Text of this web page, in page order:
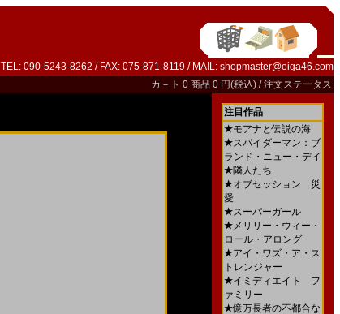
TEL: 090-5243-8262 / FAX: 075-871-8119 / MAIL: shopmaster@eiga46.com
カ－ト 0 商品 0 円(税込) /注文ステータス
注目作品
★モアナと伝説の海
★スパイダーマン：ブ
ランド・ニュー・デイ
★隣人たち
★オブセッション 災
愛
★スーパーガール
★メリリー・ウィー・
ロール・アロング
★アイ・ワズ・ア・ス
トレンジャー
★イミディエイト フ
ァミリー
★億万長者の不都合な